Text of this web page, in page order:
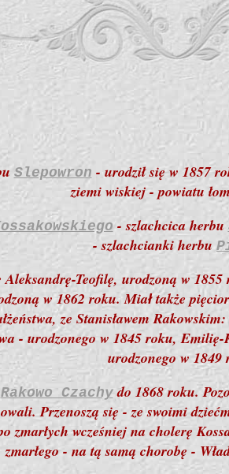
Slepowron - urodził się w 1857
ziemi wiskiej - powiatu
- szlachcica herbu
- szlachcianki herbu
Teofilę, urodzoną w
w 1862 roku. Miałtakże
ze Stanisławem
- urodzonego w 1845 roku,
urodzonego w 1849
Rakowo Czachydo 1868 roku.
Przenoszą się - ze swoimi
zmarłych wcześniej na cholerę
zmarłego - na tą samą chorobę -